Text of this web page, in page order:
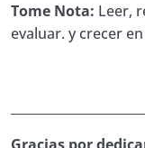
Quiz Biblia 24.
Bíblico
Quiz Biblia 25.
Bíblico
Tome Nota: Leer,
evaluar. y crecer